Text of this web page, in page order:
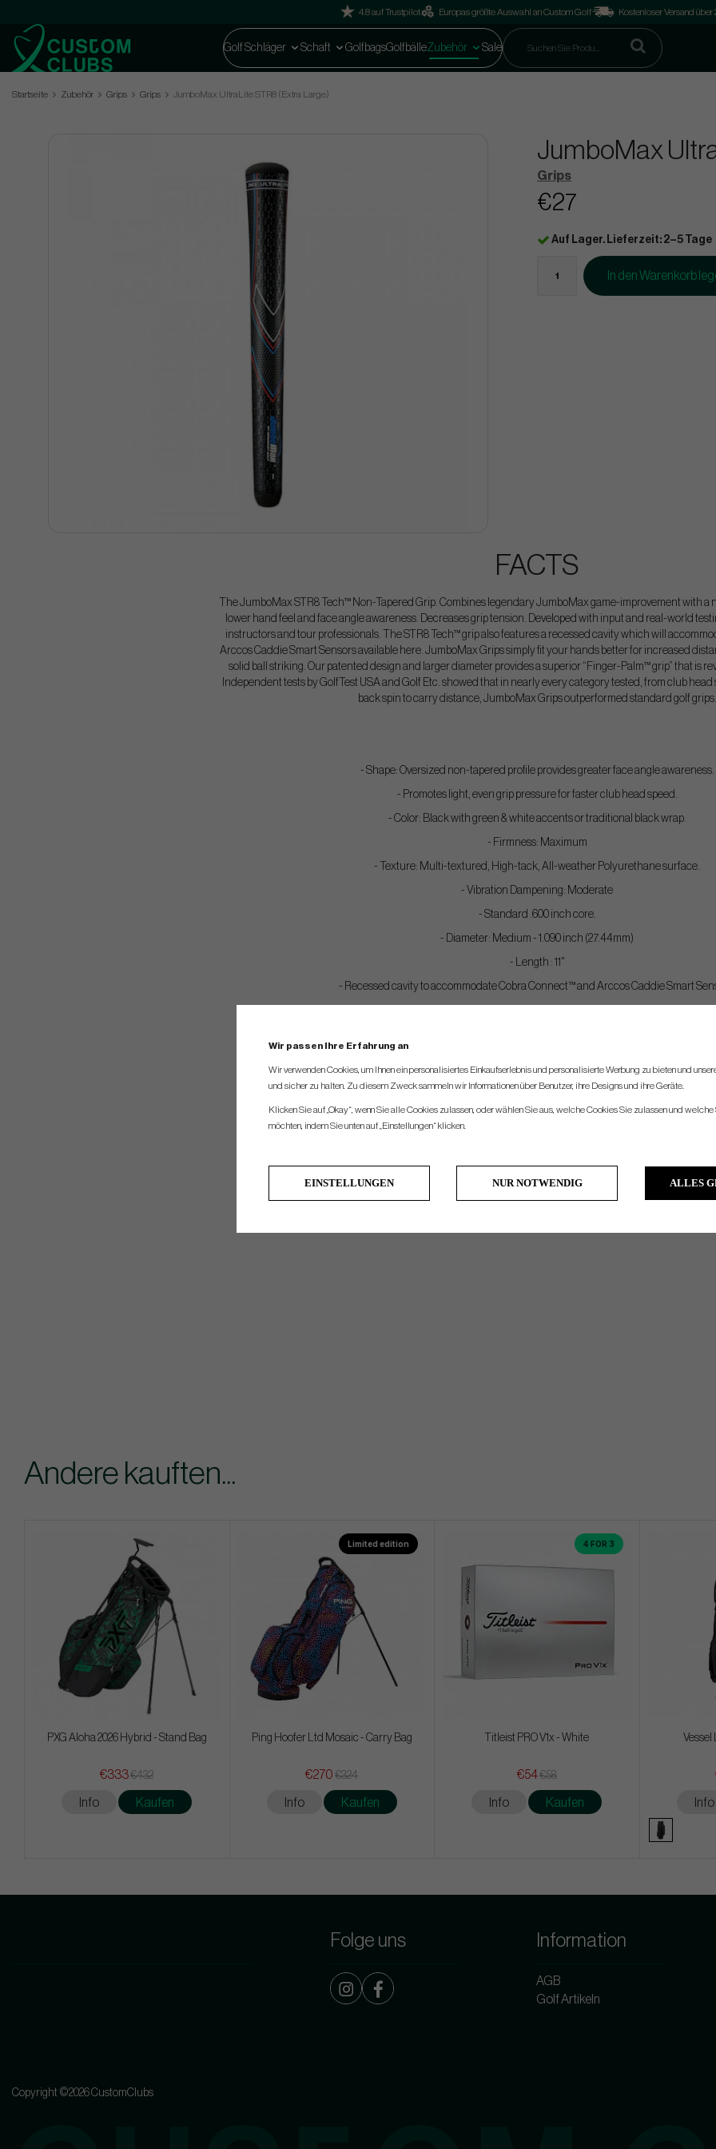
4.8 auf Trustpilot Europas größte Auswahl an Custom Golf Kostenloser Versand über
Golf Schläger Schaft GolfbagsGolfbälleZubehör Sale
Startseite Zubehör Grips Grips JumboMax UltraLite STR8 (Extra Large)
JumboMax
Grips
€27
Auf Lager. Lieferzeit: 2–5 Tage
In den Warenkorb
FACTS
The JumboMax STR8 Tech™ Non-Tapered Grip. Combines legendary JumboMax game-improvement with a
lower hand feel and face angle awareness. Decreases grip tension. Developed with input and real-world
instructors and tour professionals. The STR8 Tech™ grip also features a recessed cavity which will
Arccos Caddie Smart Sensors available here. JumboMax Grips simply fit your hands better for increased
solid ball striking. Our patented design and larger diameter provides a superior “Finger-Palm™ grip” that is
Independent tests by GolfTest USA and Golf Etc. showed that in nearly every category tested, from club
back spin to carry distance, JumboMax Grips outperformed standard golf grips.
- Shape: Oversized non-tapered profile provides greater face angle awareness.
- Promotes light, even grip pressure for faster club head speed.
- Color: Black with green & white accents or traditional black wrap.
- Firmness: Maximum
- Texture: Multi-textured, High-tack, All-weather Polyurethane surface.
- Vibration Dampening: Moderate
- Standard .600 inch core.
- Diameter: Medium - 1.090 inch (27.44mm)
- Length : 11"
- Recessed cavity to accommodate Cobra Connect™ and Arccos Caddie Smart
Andere kauften...
PXG Aloha 2026 Hybrid - Stand Bag
€333€432
Info Kaufen
Limited edition
Ping Hoofer Ltd Mosaic - Carry Bag
€270 €324
Info Kaufen
4 FOR 3
Titleist PRO V1x - White
€54€58
Info Kaufen
Vessel
Info
Folge uns Information
AGB
Golf Artikeln
Copyright ©2026 CustomClubs
Wir passen Ihre Erfahrung an
Wir verwenden Cookies, um Ihnen ein personalisiertes Einkaufserlebnis und personalisierte Werbung zu bieten und
und sicher zu halten. Zu diesem Zweck sammeln wir Informationen über Benutzer, ihre Designs und ihre Geräte.
Klicken Sie auf „Okay“, wenn Sie alle Cookies zulassen, oder wählen Sie aus, welche Cookies Sie zulassen und
möchten, indem Sie unten auf „Einstellungen“ klicken.
EINSTELLUNGEN NUR NOTWENDIG ALLES